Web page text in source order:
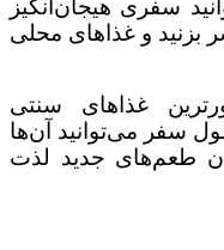
سفری هیجان‌انگیز
بزنید و غذاهای محلی
غذاهای سنتی
سفر می‌توانید آن‌ها
طعم‌های جدید لذت